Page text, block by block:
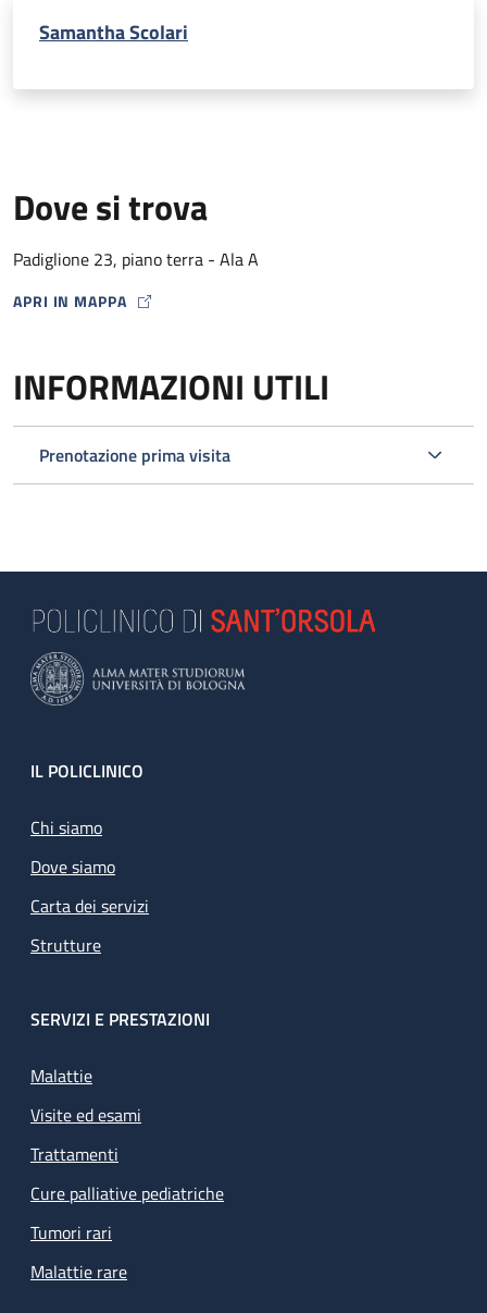
Samantha Scolari
Dove si trova
Padiglione 23, piano terra - Ala A
APRI IN MAPPA
MAP ICON
INFORMAZIONI UTILI
Prenotazione prima visita
Footer
IL POLICLINICO
Chi siamo
Dove siamo
Carta dei servizi
Strutture
SERVIZI E PRESTAZIONI
Malattie
Visite ed esami
Trattamenti
Cure palliative pediatriche
Tumori rari
Malattie rare